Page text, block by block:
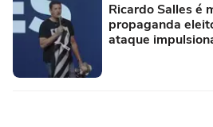
Ricardo Salles é
propaganda
ataque